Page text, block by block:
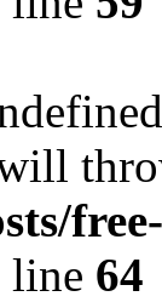
line 64